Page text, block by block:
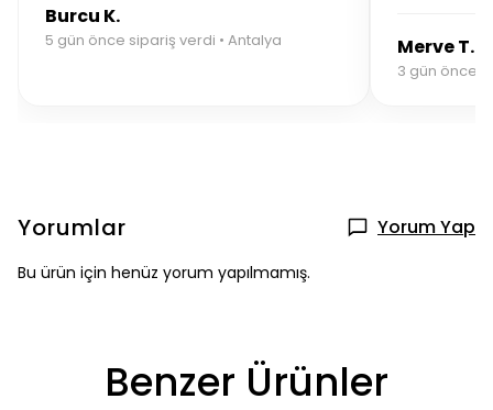
Burcu K.
5 gün önce sipariş verdi • Antalya Merve T.
3 gün önce
Yorumlar Yorum Yap
Bu ürün için henüz yorum yapılmamış.
Benzer Ürünler